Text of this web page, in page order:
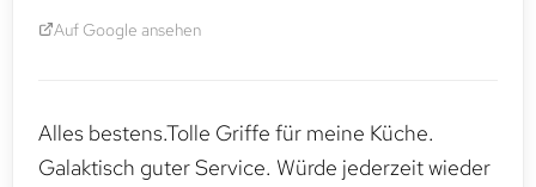
Auf Google ansehen
Alles bestens.Tolle Griffe für meine Küche.
Galaktisch guter Service. Würde jederzeit wieder